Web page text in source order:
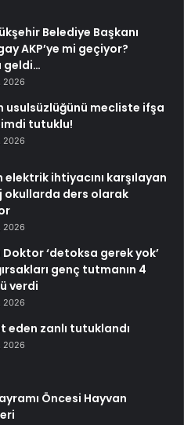
Belediye Başkanı
AKP’ye mi geçiyor?
geldi…
2026
usulsüzlüğünü mecliste ifşa
tutuklu!
2026
elektrik ihtiyacını karşılayan
okullarda ders olarak
2026
Doktor ‘detoksa gerek yok’
genç tutmanın 4
verdi
2026
eden zanlı tutuklandı
2026
Öncesi Hayvan